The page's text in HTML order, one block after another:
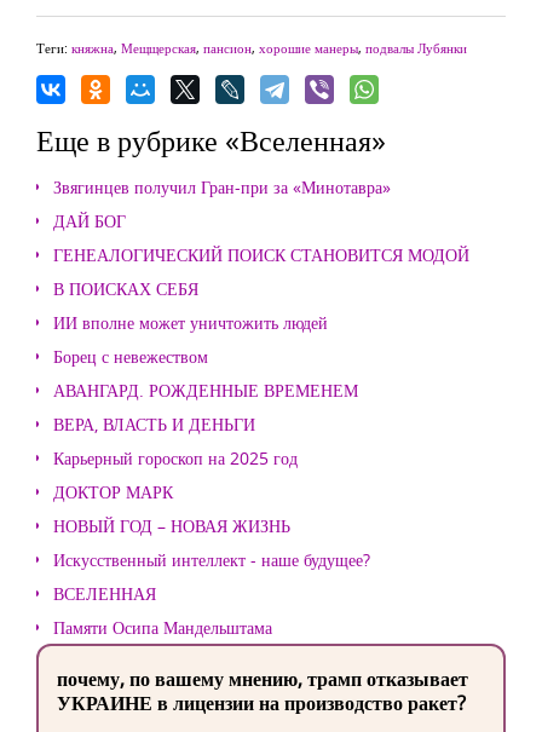
Теги: княжна, Мещщерская, пансион, хорошие манеры, подвалы Лубянки
Еще в рубрике «Вселенная»
Звягинцев получил Гран-при за «Минотавра»
ДАЙ БОГ
ГЕНЕАЛОГИЧЕСКИЙ ПОИСК СТАНОВИТСЯ МОДОЙ
В ПОИСКАХ СЕБЯ
ИИ вполне может уничтожить людей
Борец с невежеством
АВАНГАРД. РОЖДЕННЫЕ ВРЕМЕНЕМ
ВЕРА, ВЛАСТЬ И ДЕНЬГИ
Карьерный гороскоп на 2025 год
ДОКТОР МАРК
НОВЫЙ ГОД – НОВАЯ ЖИЗНЬ
Искусственный интеллект - наше будущее?
ВСЕЛЕННАЯ
Памяти Осипа Мандельштама
почему, по вашему мнению, трамп отказывает
УКРАИНЕ в лицензии на производство ракет?